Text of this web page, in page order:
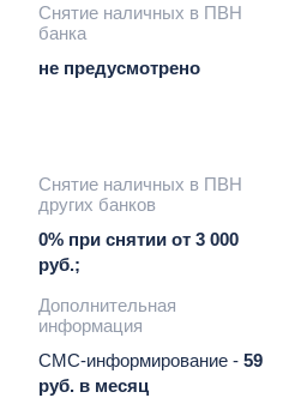
Снятие наличных в ПВН
банка
не предусмотрено
Снятие наличных в ПВН
других банков
0% при снятии от 3 000
руб.;
Дополнительная
информация
СМС-информирование -59
руб. в месяц